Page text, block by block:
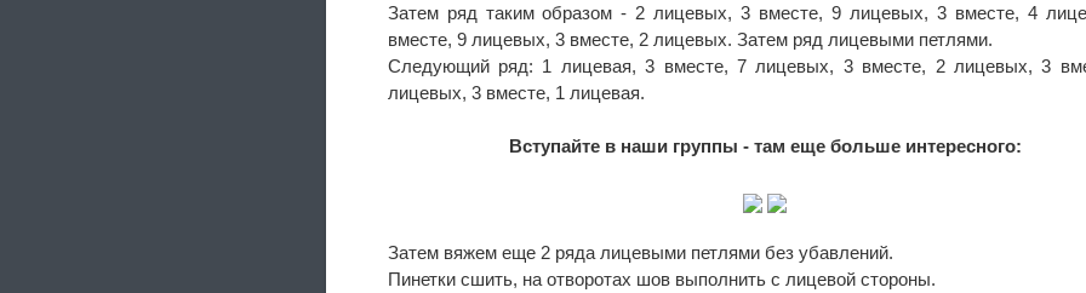
Затем ряд таким образом - 2 лицевых, 3 вместе, 9 лицевых, 3 вместе, 4
вместе, 9 лицевых, 3 вместе, 2 лицевых. Затем ряд лицевыми петлями.
Следующий ряд: 1 лицевая, 3 вместе, 7 лицевых, 3 вместе, 2 лицевых, 3
лицевых, 3 вместе, 1 лицевая.
Вступайте в наши группы - там еще больше интересного:
Затем вяжем еще 2 ряда лицевыми петлями без убавлений.
Пинетки сшить, на отворотах шов выполнить с лицевой стороны.